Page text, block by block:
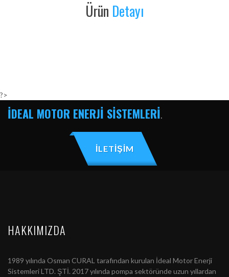
Ürün Detayı
?>
İDEAL MOTOR ENERJİ SİSTEMLERİ.
İLETİŞİM
HAKKIMIZDA
1989 yılında Osman CURAL tarafından kurulan İdeal Motor Enerji
Sistemleri LTD. ŞTİ. 2017 yılında pompa sektöründe uzun yıllardan